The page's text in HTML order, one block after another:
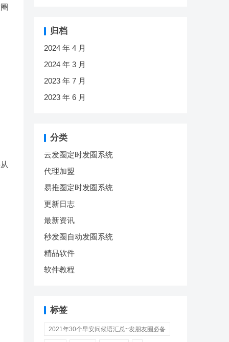
归档
2024 年 4 月
2024 年 3 月
2023 年 7 月
2023 年 6 月
分类
云发圈定时发圈系统
代理加盟
易推圈定时发圈系统
更新日志
最新资讯
秒发圈自动发圈系统
精品软件
软件教程
标签
2021年30个早安问候语汇总~发朋友圈必备